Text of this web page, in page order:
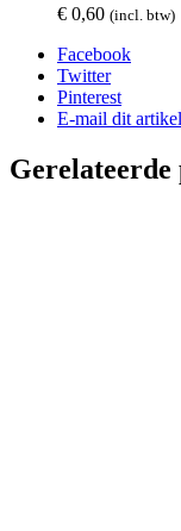
€ 0,60 (incl. btw)
Facebook
Twitter
Pinterest
E-mail dit artikel
Gerelateerde